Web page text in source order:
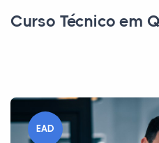
Curso Técnico em
EAD